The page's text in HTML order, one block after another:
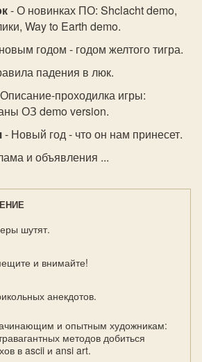
- О новинках ПО: Shclacht demo,
Way to Earth demo.
годом - годом желтого тигра.
падения в люк.
проходилка игры:
ОЗ demo version.
- Новый год - что он нам принесет.
и объявления ...
шутят.
и внимайте!
анекдотов.
и опытным художникам:
методов добиться
в ascii и ansi art.